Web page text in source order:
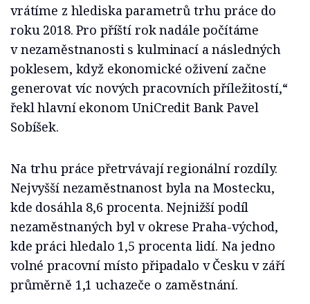
vrátíme z hlediska parametrů trhu práce do
roku 2018. Pro příští rok nadále počítáme
v nezaměstnanosti s kulminací a následných
poklesem, když ekonomické oživení začne
generovat víc nových pracovních příležitostí,“
řekl hlavní ekonom UniCredit Bank Pavel
Sobíšek.
Na trhu práce přetrvávají regionální rozdíly.
Nejvyšší nezaměstnanost byla na Mostecku,
kde dosáhla 8,6 procenta. Nejnižší podíl
nezaměstnaných byl v okrese Praha-východ,
kde práci hledalo 1,5 procenta lidí. Na jedno
volné pracovní místo připadalo v Česku v září
průměrně 1,1 uchazeče o zaměstnání.